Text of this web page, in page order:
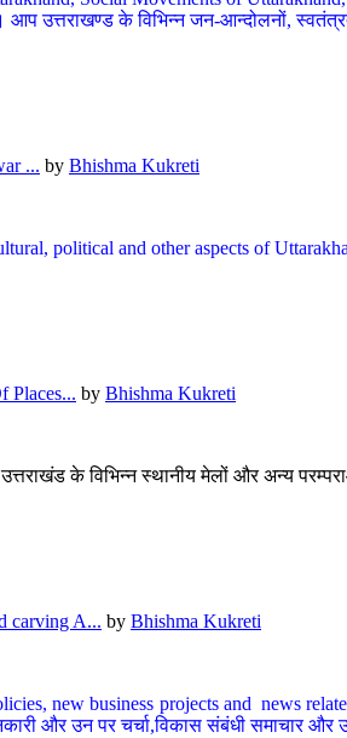
आप उत्तराखण्ड के विभिन्न जन-आन्दोलनों,
... by Bhishma Kukreti
political and other aspects of
Places... by Bhishma Kukreti
के विभिन्न स्थानीय मेलों और अन्य
carving A... by Bhishma Kukreti
new business projects and news
और उन पर चर्चा,विकास संबंधी समाचार और